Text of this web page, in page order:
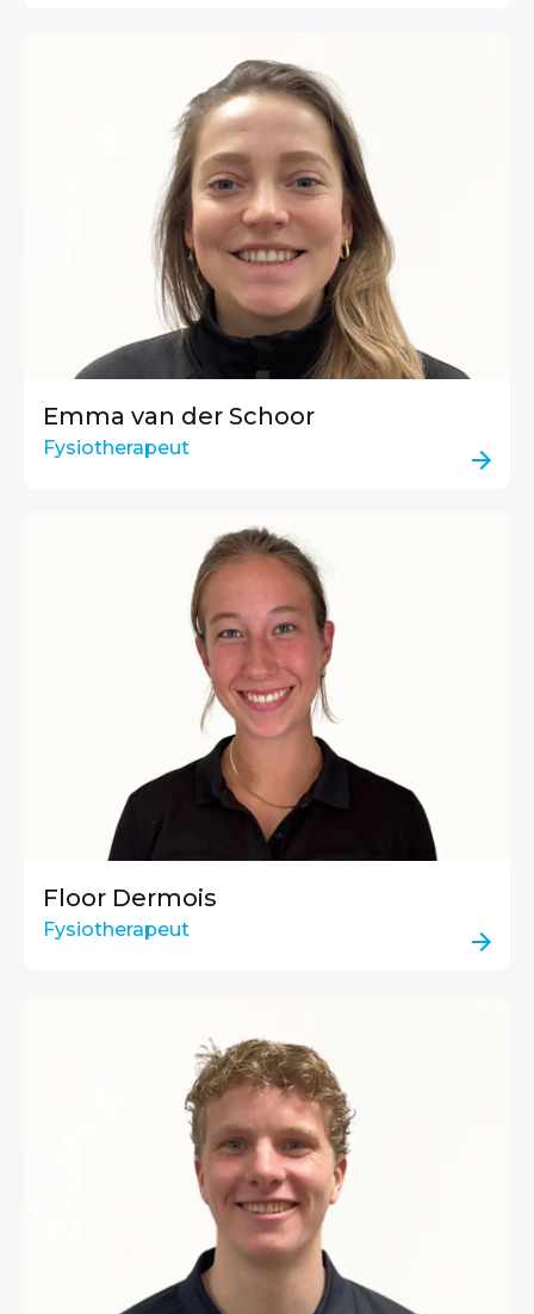
Emma van der Schoor
Fysiotherapeut
Floor Dermois
Fysiotherapeut